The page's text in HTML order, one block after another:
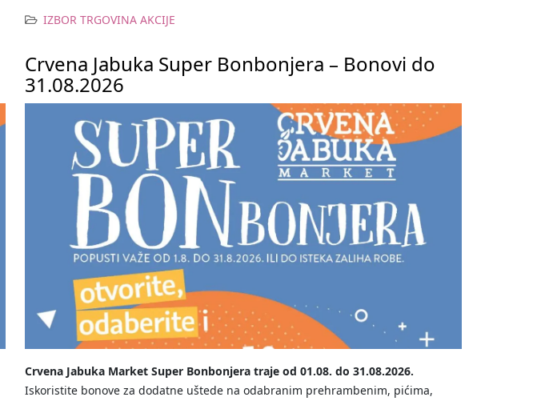
IZBOR TRGOVINA AKCIJE
Crvena Jabuka Super Bonbonjera – Bonovi do
31.08.2026
Crvena Jabuka Market Super Bonbonjera traje od 01.08. do 31.08.2026.
Iskoristite bonove za dodatne uštede na odabranim prehrambenim, pićima,